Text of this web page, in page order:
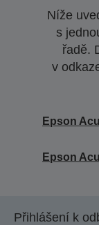
Níže
s
řadě.
v
Epson
Epson
Přihlášení k